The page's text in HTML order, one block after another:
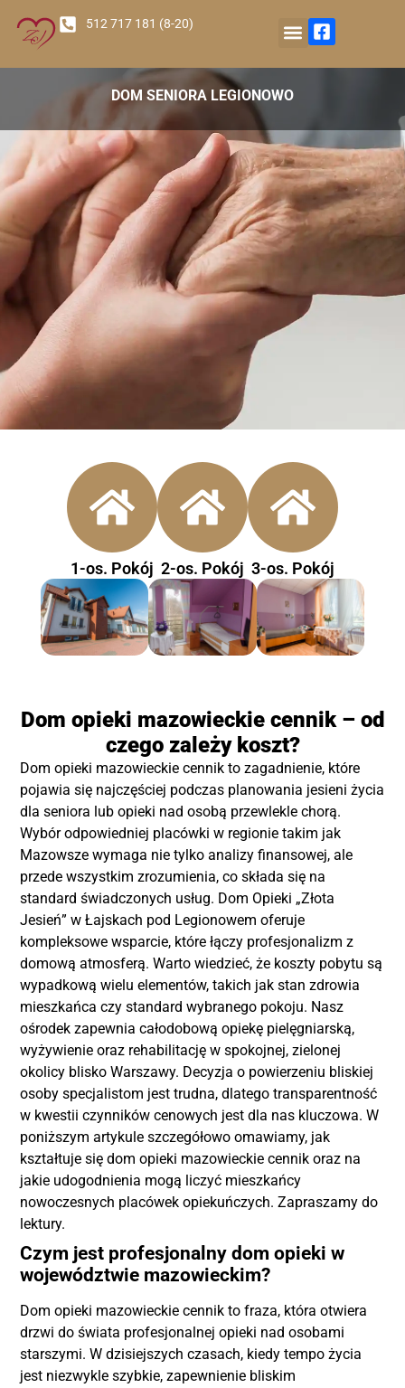
512 717 181 (8-20)
DOM SENIORA LEGIONOWO
1-os. Pokój 2-os. Pokój 3-os. Pokój
Dom opieki mazowieckie cennik – od
czego zależy koszt?
Dom opieki mazowieckie cennik to zagadnienie, które
pojawia się najczęściej podczas planowania jesieni życia
dla seniora lub opieki nad osobą przewlekle chorą.
Wybór odpowiedniej placówki w regionie takim jak
Mazowsze wymaga nie tylko analizy finansowej, ale
przede wszystkim zrozumienia, co składa się na
standard świadczonych usług. Dom Opieki „Złota
Jesień” w Łajskach pod Legionowem oferuje
kompleksowe wsparcie, które łączy profesjonalizm z
domową atmosferą. Warto wiedzieć, że koszty pobytu są
wypadkową wielu elementów, takich jak stan zdrowia
mieszkańca czy standard wybranego pokoju. Nasz
ośrodek zapewnia całodobową opiekę pielęgniarską,
wyżywienie oraz rehabilitację w spokojnej, zielonej
okolicy blisko Warszawy. Decyzja o powierzeniu bliskiej
osoby specjalistom jest trudna, dlatego transparentność
w kwestii czynników cenowych jest dla nas kluczowa. W
poniższym artykule szczegółowo omawiamy, jak
kształtuje się dom opieki mazowieckie cennik oraz na
jakie udogodnienia mogą liczyć mieszkańcy
nowoczesnych placówek opiekuńczych. Zapraszamy do
lektury.
Czym jest profesjonalny dom opieki w
województwie mazowieckim?
Dom opieki mazowieckie cennik to fraza, która otwiera
drzwi do świata profesjonalnej opieki nad osobami
starszymi. W dzisiejszych czasach, kiedy tempo życia
jest niezwykle szybkie, zapewnienie bliskim